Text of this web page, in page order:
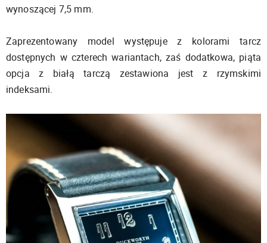
wynoszącej 7,5 mm.
Zaprezentowany model występuje z kolorami tarcz
dostępnych w czterech wariantach, zaś dodatkowa, piąta
opcja z białą tarczą zestawiona jest z rzymskimi
indeksami.